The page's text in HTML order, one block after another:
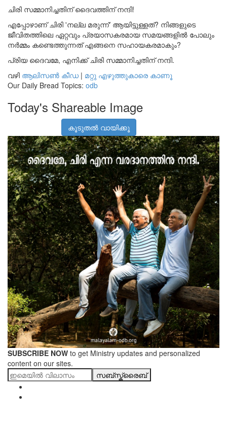
ചിരി സമ്മാനിച്ചതിന് ദൈവത്തിന് നന്ദി!
എപ്പോഴാണ് ചിരി 'നല്ല മരുന്ന്' ആയിട്ടുള്ളത്? നിങ്ങളുടെ
ജീവിതത്തിലെ ഏറ്റവും പ്രയാസകരമായ സമയങ്ങളിൽ പോലും
നർമ്മം കണ്ടെത്തുന്നത് എങ്ങനെ സഹായകരമാകും?
പ്രിയ ദൈവമേ, എനിക്ക് ചിരി സമ്മാനിച്ചതിന് നന്ദി.
വഴി ആലിസണ്‍ കീഡ | മറ്റു എഴുത്തുകാരെ കാണൂ
Our Daily Bread Topics: odb
Today's Shareable Image
കൂടുതൽ വായിക്കൂ
SUBSCRIBE NOW to get Ministry updates and personalized
content on our sites.
സബ്സ്ക്രൈബ്